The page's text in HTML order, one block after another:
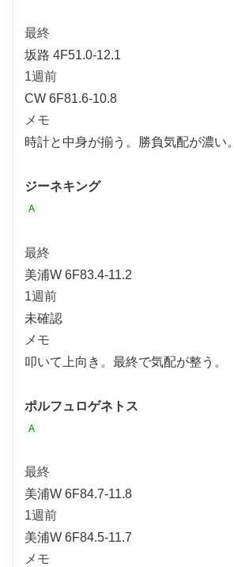
最終
坂路 4F51.0-12.1
1週前
CW 6F81.6-10.8
メモ
時計と中身が揃う。勝負気配が濃い。
ジーネキング
A
最終
美浦W 6F83.4-11.2
1週前
未確認
メモ
叩いて上向き。最終で気配が整う。
ポルフュロゲネトス
A
最終
美浦W 6F84.7-11.8
1週前
美浦W 6F84.5-11.7
メモ